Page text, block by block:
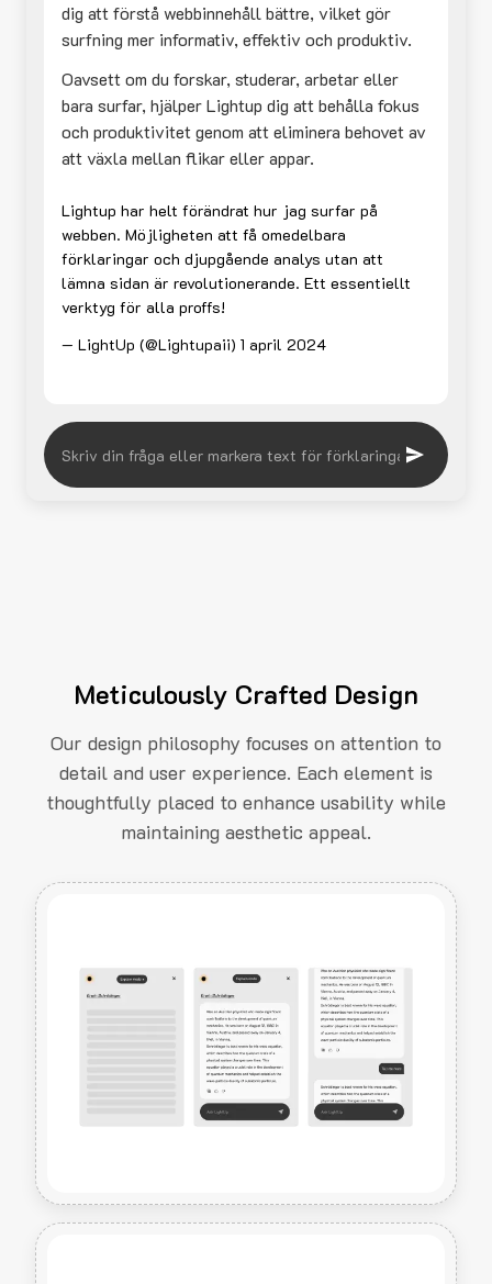
dig att förstå webbinnehåll bättre, vilket gör
surfning mer informativ, effektiv och produktiv.
Oavsett om du forskar, studerar, arbetar eller
bara surfar, hjälper Lightup dig att behålla fokus
och produktivitet genom att eliminera behovet av
att växla mellan flikar eller appar.
Lightup har helt förändrat hur jag surfar på
webben. Möjligheten att få omedelbara
förklaringar och djupgående analys utan att
lämna sidan är revolutionerande. Ett essentiellt
verktyg för alla proffs!
— LightUp (@Lightupaii) 1 april 2024
Meticulously Crafted Design
Our design philosophy focuses on attention to
detail and user experience. Each element is
thoughtfully placed to enhance usability while
maintaining aesthetic appeal.